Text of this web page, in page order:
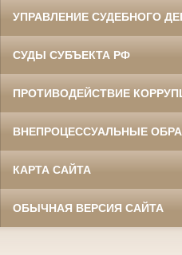
УПРАВЛЕНИЕ СУДЕБНОГО
СУДЫ СУБЪЕКТА РФ
ПРОТИВОДЕЙСТВИЕ
ВНЕПРОЦЕССУАЛЬНЫЕ
КАРТА САЙТА
ОБЫЧНАЯ ВЕРСИЯ САЙТА